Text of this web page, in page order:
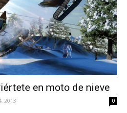
en moto de nieve
2013 0